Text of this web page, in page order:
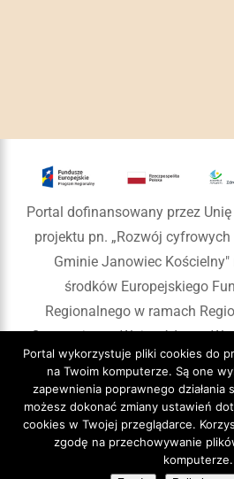
Portal dofinansowany przez
projektu pn. „Rozwój
Gminie Janowiec
środków Europejskiego
Regionalnego w ramach
Operacyjnego Województwa
na lata 2014-
Copyright 2020 Gmina
Portal wykorzystuje pliki cookies do
na Twoim komputerze. Są one
zapewnienia poprawnego działania
możesz dokonać zmiany ustawień
cookies w Twojej przeglądarce.
zgodę na przechowywanie
komputerze.